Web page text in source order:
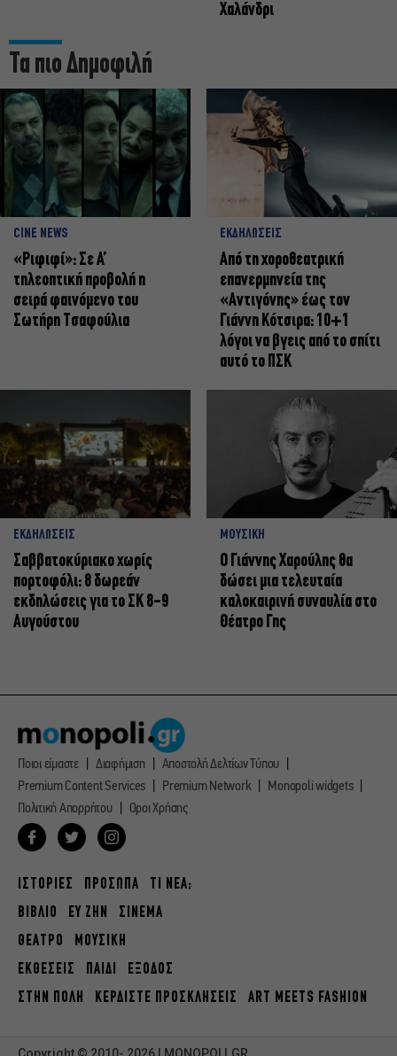
Χαλάνδρι
Τα πιο Δημοφιλή
CINE NEWS
«Ριφιφί»: Σε Α’
τηλεοπτική προβολή η
σειρά φαινόμενο του
Σωτήρη Τσαφούλια
ΕΚΔΗΛΩΣΕΙΣ
Από τη χοροθεατρική
επανερμηνεία της
«Αντιγόνης» έως τον
Γιάννη Κότσιρα: 10+1
λόγοι να βγεις από το σπίτι
αυτό το ΠΣΚ
ΕΚΔΗΛΩΣΕΙΣ
Σαββατοκύριακο χωρίς
πορτοφόλι: 8 δωρεάν
εκδηλώσεις για το ΣΚ 8-9
Αυγούστου
ΜΟΥΣΙΚΗ
Ο Γιάννης Χαρούλης θα
δώσει μια τελευταία
καλοκαιρινή συναυλία στο
Θέατρο Γης
Ποιοι είμαστε Διαφήμιση
Αποστολή Δελτίων Τύπου
Premium Content Services
Premium Network
Monopoli widgets
Πολιτική Απορρήτου
Οροι Χρήσης
ΙΣΤΟΡΙΕΣ ΠΡΟΣΩΠΑ
ΤΙ ΝΕΑ;
ΒΙΒΛΙΟ
ΕΥ ΖΗΝ
ΣΙΝΕΜΑ
ΘΕΑΤΡΟ
ΜΟΥΣΙΚΗ
ΕΚΘΕΣΕΙΣ
ΠΑΙΔΙ
ΕΞΟΔΟΣ
ΣΤΗΝ ΠΟΛΗ
ΚΕΡΔΙΣΤΕ ΠΡΟΣΚΛΗΣΕΙΣ ART MEETS FASHION